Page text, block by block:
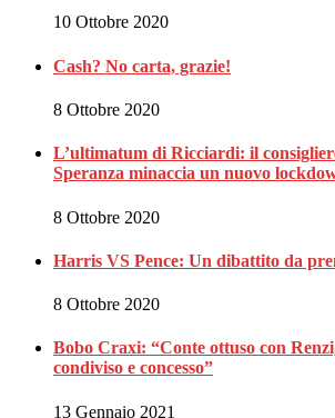
10 Ottobre 2020
Cash? No carta, grazie!
8 Ottobre 2020
L’ultimatum di Ricciardi: il
Speranza minaccia un nuovo
8 Ottobre 2020
Harris VS Pence: Un dibattito da
8 Ottobre 2020
Bobo Craxi: “Conte ottuso con
condiviso e concesso”
13 Gennaio 2021